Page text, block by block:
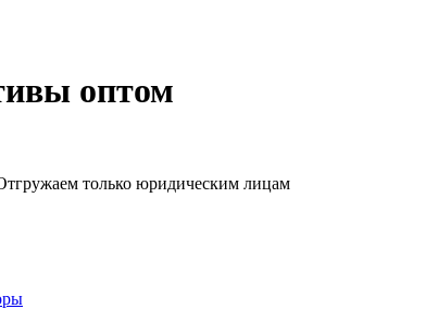
оптом
только юридическим лицам